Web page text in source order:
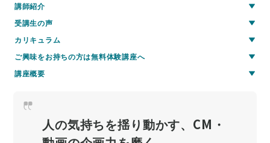
人の気持ちを揺り動かす、CM・
講師紹介
受講生の声
カリキュラム
ご興味をお持ちの方は無料体験講座へ
講座概要